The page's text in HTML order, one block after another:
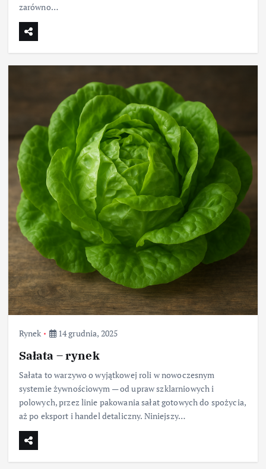
zarówno…
Rynek 14 grudnia, 2025
Sałata – rynek
Sałata to warzywo o wyjątkowej roli w nowoczesnym
systemie żywnościowym — od upraw szklarniowych i
polowych, przez linie pakowania sałat gotowych do spożycia,
aż po eksport i handel detaliczny. Niniejszy…